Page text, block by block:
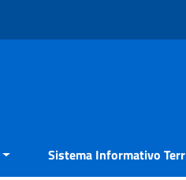
Sistema Informativo